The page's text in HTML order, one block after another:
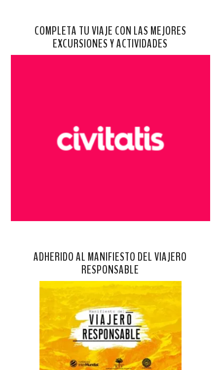
COMPLETA TU VIAJE CON LAS MEJORES
EXCURSIONES Y ACTIVIDADES
ADHERIDO AL MANIFIESTO DEL VIAJERO
RESPONSABLE